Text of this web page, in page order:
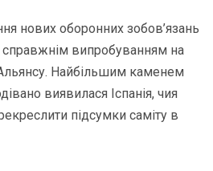
нових оборонних зобов’язань
справжнім випробуванням на
Альянсу. Найбільшим каменем
виявилася Іспанія, чия
підсумки саміту в